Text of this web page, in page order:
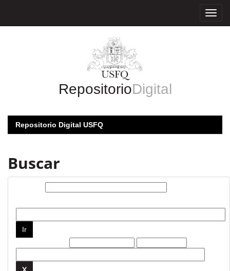
RepositorioDigital
Repositorio Digital USFQ
Buscar